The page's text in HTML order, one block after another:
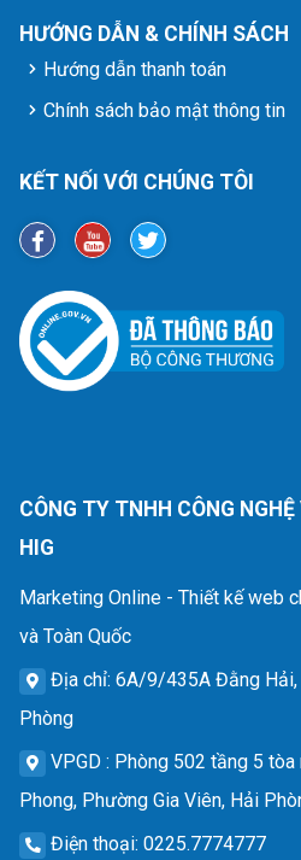
HƯỚNG DẪN & CHÍNH SÁCH
Hướng dẫn thanh toán
Chính sách bảo mật thông tin
KẾT NỐI VỚI CHÚNG TÔI
CÔNG TY TNHH CÔNG
HIG
Marketing Online - Thiết kế web
và Toàn Quốc
Địa chỉ: 6A/9/435A Đằng
Phòng
VPGD : Phòng 502 tầng 5
Phong, Phường Gia Viên, Hải
Điện thoại: 0225.7774777